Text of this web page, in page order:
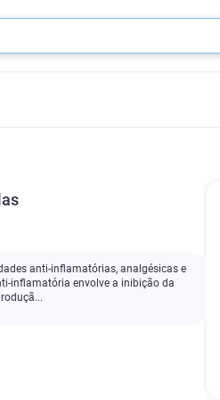
anti-inflamatórias, analgésicas e
inflamatória envolve a inibição da